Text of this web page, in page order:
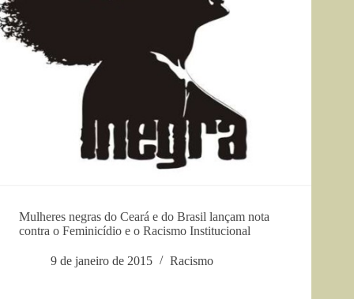
Mulheres negras do Ceará e do Brasil lançam nota
contra o Feminicídio e o Racismo Institucional
9 de janeiro de 2015 Racismo